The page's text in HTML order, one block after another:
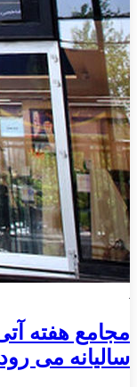
مجامع هفته
سالیانه می رود